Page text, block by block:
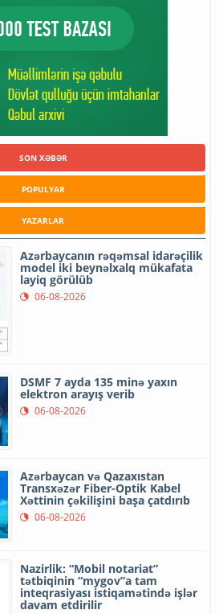
SON XƏBƏR
POPULYAR
YAZARLAR
Azərbaycanın rəqəmsal idarəçilik
model iki beynəlxalq mükafata
layiq görülüb
06-08-2026
DSMF 7 ayda 135 minə yaxın
elektron arayış verib
06-08-2026
Azərbaycan və Qazaxıstan
Transxəzər Fiber-Optik Kabel
Xəttinin çəkilişini başa çatdırıb
06-08-2026
Nazirlik: “Mobil notariat”
tətbiqinin “mygov”a tam
inteqrasiyası istiqamətində işlər
davam etdirilir